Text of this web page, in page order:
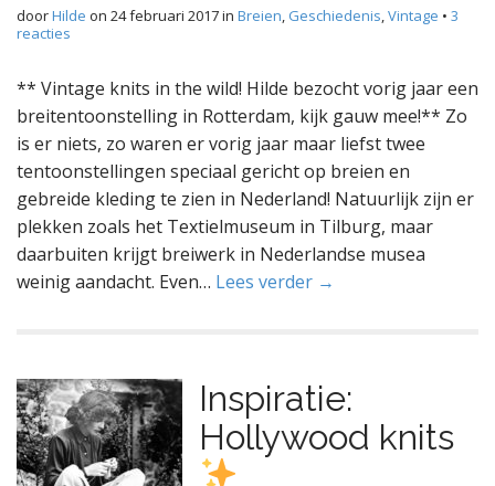
doorHilde on 24 februari 2017in Breien, Geschiedenis,Vintage • 3
reacties
** Vintage knits in the wild! Hilde bezocht vorig jaar een
breitentoonstelling in Rotterdam, kijk gauw mee!** Zo
is er niets, zo waren er vorig jaar maar liefst twee
tentoonstellingen speciaal gericht op breien en
gebreide kleding te zien in Nederland! Natuurlijk zijn er
plekken zoals het Textielmuseum in Tilburg, maar
daarbuiten krijgt breiwerk in Nederlandse musea
weinig aandacht. Even… Lees verder →
Inspiratie:
Hollywood knits